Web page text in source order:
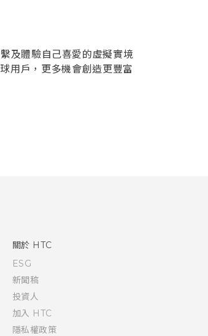
及體驗自己喜愛的虛擬實境
用戶，更多機會創造更豐富
關於 HTC
ESG
新聞稿
投資人
加入 HTC
隱私權政策